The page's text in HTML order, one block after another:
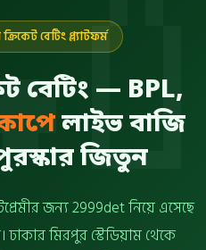
বেটিং প্ল্যাটফর্ম
বেটিং — BPL,
লাইভ বাজি
জিতুন
জন্য 2999det নিয়ে এসেছে
ঢাকার মিরপুর স্টেডিয়াম থেকে